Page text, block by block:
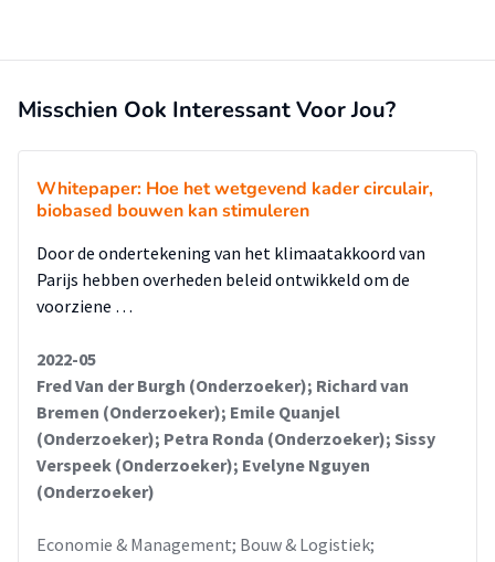
Misschien Ook Interessant Voor Jou?
Whitepaper: Hoe het wetgevend kader circulair,
biobased bouwen kan stimuleren
Door de ondertekening van het klimaatakkoord van
Parijs hebben overheden beleid ontwikkeld om de
voorziene …
2022-05
Fred Van der Burgh (Onderzoeker); Richard van
Bremen (Onderzoeker); Emile Quanjel
(Onderzoeker); Petra Ronda (Onderzoeker); Sissy
Verspeek (Onderzoeker); Evelyne Nguyen
(Onderzoeker)
Economie & Management; Bouw & Logistiek;